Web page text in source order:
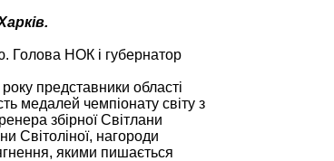
Голова НОК і губернатор
представники області
медалей чемпіонату світу з
збірної Світлани
Світоліної, нагороди
якими пишається